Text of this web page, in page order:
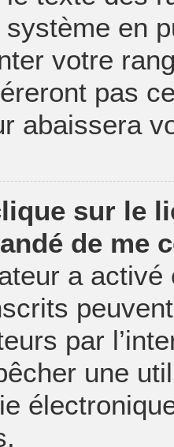
en
votre
pas
abaissera
sur le
de me
a
par
une